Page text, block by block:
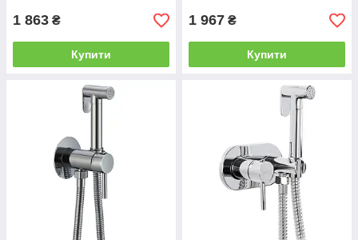
1 863 ₴
Купити
1 967 ₴
Купити